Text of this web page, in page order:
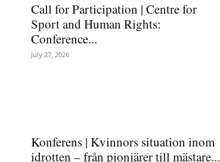
Call for Participation | Centre for
Sport and Human Rights:
Conference...
July 27, 2026
Konferens | Kvinnors situation inom
idrotten – från pionjärer till mästare...